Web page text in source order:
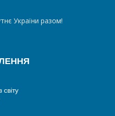
України разом!